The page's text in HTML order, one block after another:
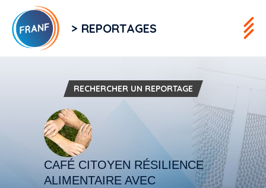
> REPORTAGES
RECHERCHER UN REPORTAGE
CAFÉ CITOYEN RÉSILIENCE
ALIMENTAIRE AVEC